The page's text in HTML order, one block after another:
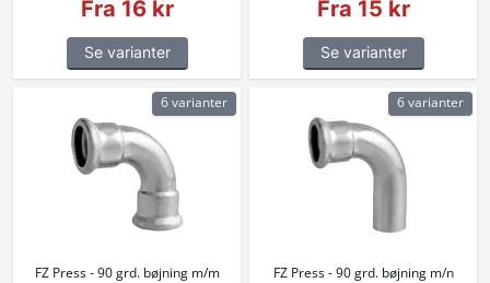
Fra 16 kr
Se varianter
Fra 15 kr
Se varianter
FZ Press - 90 grd. bøjning m/m
6 varianter
FZ Press - 90 grd. bøjning m/n
6 varianter